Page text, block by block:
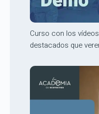
Curso con los
destacados que